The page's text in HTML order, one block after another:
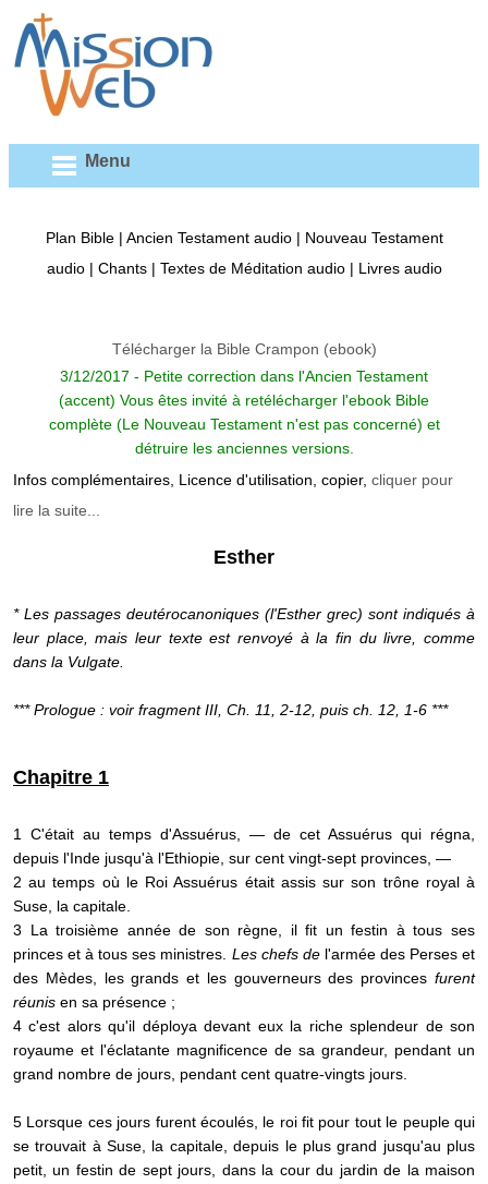
Menu
Plan Bible| Ancien Testament audio| Nouveau Testament
audio| Chants| Textes de Méditation audio| Livres audio
Télécharger la Bible Crampon (ebook)
3/12/2017 - Petite correction dans l'Ancien Testament
(accent) Vous êtes invité à retélécharger l'ebook Bible
complète (Le Nouveau Testament n'est pas concerné) et
détruire les anciennes versions.
Infos complémentaires, Licence d'utilisation, copier, cliquer pour
lire la suite...
Esther
* Les passages deutérocanoniques (l'Esther grec) sont indiqués à
leur place, mais leur texte est renvoyé à la fin du livre, comme
dans la Vulgate.
*** Prologue : voir fragment III, Ch. 11, 2-12, puis ch. 12, 1-6 ***
Chapitre 1
1 C'était au temps d'Assuérus, — de cet Assuérus qui régna,
depuis l'Inde jusqu'à l'Ethiopie, sur cent vingt-sept provinces, —
2 au temps où le Roi Assuérus était assis sur son trône royal à
Suse, la capitale.
3 La troisième année de son règne, il fit un festin à tous ses
princes et à tous ses ministres. Les chefs del'armée des Perses et
des Mèdes, les grands et les gouverneurs des provinces furent
réunis en sa présence ;
4 c'est alors qu'il déploya devant eux la riche splendeur de son
royaume et l'éclatante magnificence de sa grandeur, pendant un
grand nombre de jours, pendant cent quatre-vingts jours.
5 Lorsque ces jours furent écoulés, le roi fit pour tout le peuple qui
se trouvait à Suse, la capitale, depuis le plus grand jusqu'au plus
petit, un festin de sept jours, dans la cour du jardin de la maison